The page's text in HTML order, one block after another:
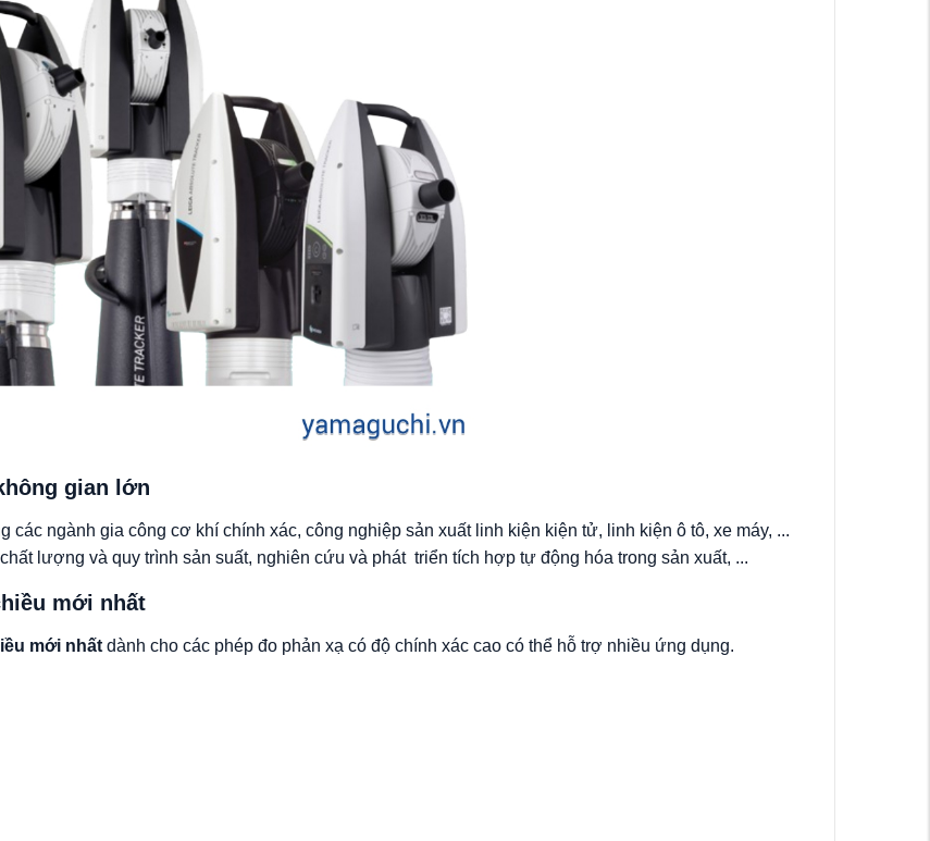
gian lớn
các ngành gia công cơ khí chính xác, công nghiệp sản xuất linh kiện kiện tử, linh kiện ô tô, xe máy, ...
lượng và quy trình sản suất, nghiên cứu và phát triển tích hợp tự động hóa trong sản xuất, ...
mới nhất
mới nhất dành cho các phép đo phản xạ có độ chính xác cao có thể hỗ trợ nhiều ứng dụng.